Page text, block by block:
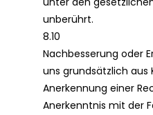
unberührt.
8.10
Nachbesserung oder
uns grundsätzlich aus
Anerkennung einer
Anerkenntnis mit der